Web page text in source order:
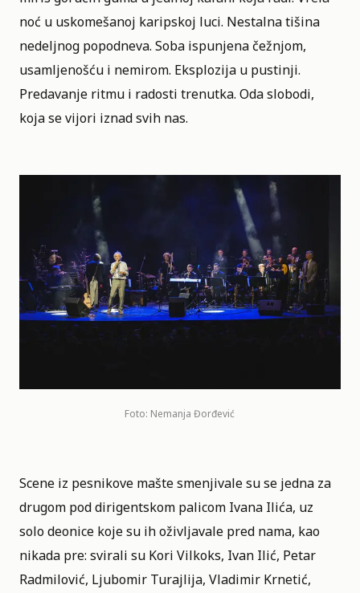
noć u uskomešanoj karipskoj luci. Nestalna tišina
nedeljnog popodneva. Soba ispunjena čežnjom,
usamljenošću i nemirom. Eksplozija u pustinji.
Predavanje ritmu i radosti trenutka. Oda slobodi,
koja se vijori iznad svih nas.
Foto: Nemanja Đorđević
Scene iz pesnikove mašte smenjivale su se jedna za
drugom pod dirigentskom palicom Ivana Ilića, uz
solo deonice koje su ih oživljavale pred nama, kao
nikada pre: svirali su Kori Vilkoks, Ivan Ilić, Petar
Radmilović, Ljubomir Turajlija, Vladimir Krnetić,